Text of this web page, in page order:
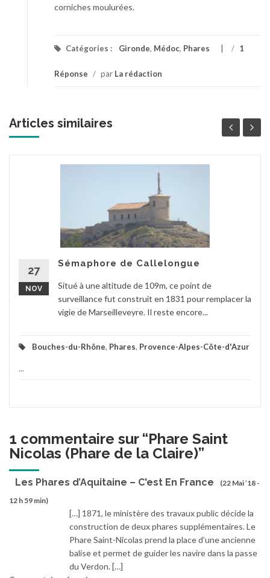
corniches moulurées.
Catégories : Gironde, Médoc, Phares / 1
Réponse / par La rédaction
Articles similaires
27
NOV
Sémaphore de Callelongue
Situé à une altitude de 109m, ce point de
surveillance fut construit en 1831 pour remplacer la
vigie de Marseilleveyre. Il reste encore...
Bouches-du-Rhône, Phares, Provence-Alpes-Côte-d'Azur
...
1 commentaire sur “Phare Saint
Nicolas (Phare de la Claire)”
Les Phares d’Aquitaine – C'est En France
(22 Mai ’18 -
12 h 59 min)
[…] 1871, le ministère des travaux public décide la
construction de deux phares supplémentaires. Le
Phare Saint-Nicolas prend la place d’une ancienne
balise et permet de guider les navire dans la passe
du Verdon. […]